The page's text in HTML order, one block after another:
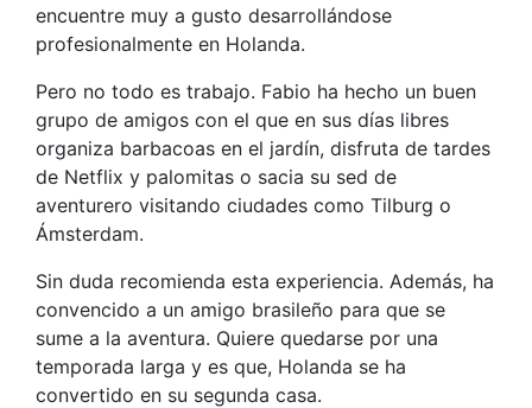
encuentre muy a gusto desarrollándose
profesionalmente en Holanda.
Pero no todo es trabajo. Fabio ha hecho un buen
grupo de amigos con el que en sus días libres
organiza barbacoas en el jardín, disfruta de tardes
de Netflix y palomitas o sacia su sed de
aventurero visitando ciudades como Tilburg o
Ámsterdam.
Sin duda recomienda esta experiencia. Además, ha
convencido a un amigo brasileño para que se
sume a la aventura. Quiere quedarse por una
temporada larga y es que, Holanda se ha
convertido en su segunda casa.